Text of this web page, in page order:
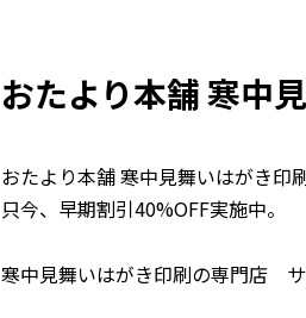
おたより本舗 寒中
おたより本舗 寒中見舞いはがき印
只今、早期割引40%OFF実施中。
寒中見舞いはがき印刷の専門店